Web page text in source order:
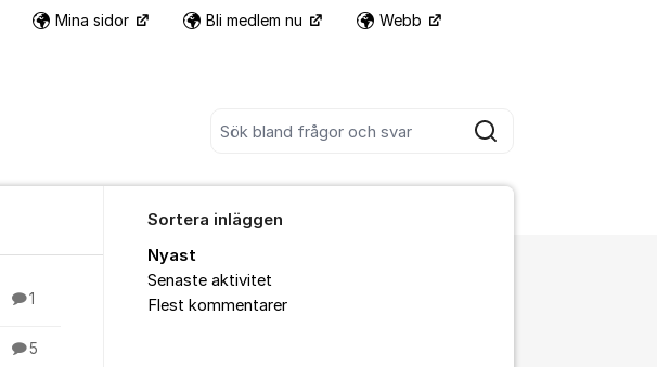
Sök
Mina sidor Bli medlem nu Webb Fler supportlänkar
1
5
Sortera inläggen
Nyast
Senaste aktivitet
Flest kommentarer